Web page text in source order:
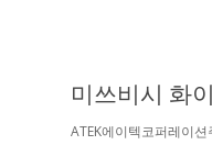
미쓰비시 화
ATEK에이텍코퍼레이